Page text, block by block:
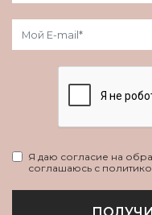
Я даю согласие на
соглашаюсь с